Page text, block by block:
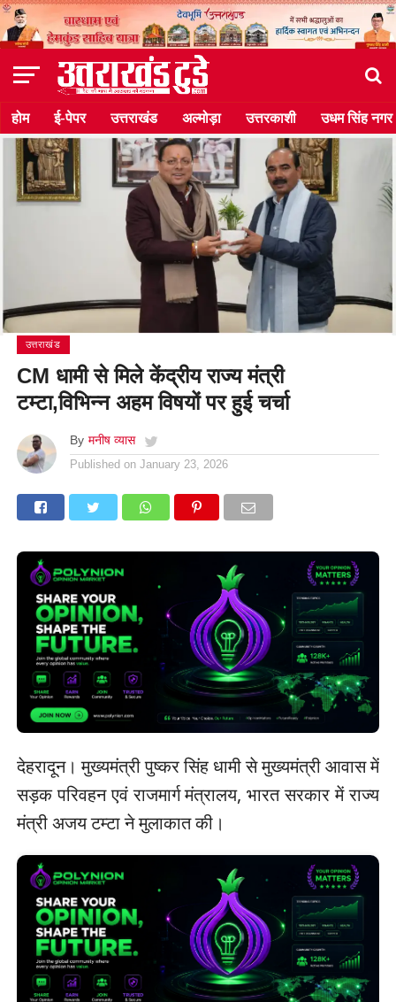
होम ई-पेपर उत्तराखंड अल्मोड़ा उत्तरकाशी उधम सिंह नगर
उत्तराखंड
CM धामी से मिले केंद्रीय राज्य मंत्री
टम्टा,विभिन्न अहम विषयों पर हुई चर्चा
By मनीष व्यास
Published on January 23, 2026
देहरादून। मुख्यमंत्री पुष्कर सिंह धामी से मुख्यमंत्री आवास में
सड़क परिवहन एवं राजमार्ग मंत्रालय, भारत सरकार में राज्य
मंत्री अजय टम्टा ने मुलाकात की।